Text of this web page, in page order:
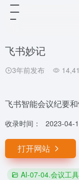
飞书妙记
3年前发布
飞书智能会议纪要
收录时间： 2023-04-
打开网站
AI-07-04.会议工具